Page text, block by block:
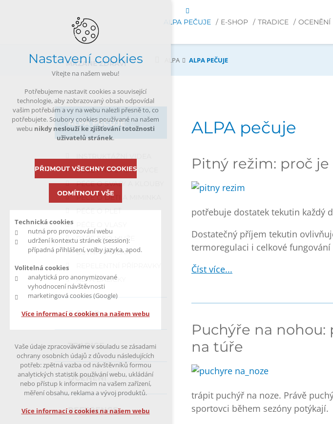
MAZANÉ ZDRAVÍ
ALPA PEČUJE E-SHOP TRADICE OCENĚNÍ
ALPA ALPA PEČUJE
ALPA pečuje
Pitný režim: proč
potřebuje dostatek tekutin každý
Dostatečný příjem tekutin
termoregulaci i celkové
Číst více...
Puchýře na
na túře
trápit puchýř na noze. Právě
sportovci během sezóny potýkají.
ALPA PEČUJE
PÉČE PRO SPORTOVCE
PÉČE O SVALY A KLOUBY
PÉČE O DĚTI A MIMINKA
PÉČE O PLEŤ
PÉČE PRO MUŽE
ÚSTNÍ HYGIENA
ALPA BALÍČKY
E-SHOP
TRADICE
OCENĚNÍ
REFERENCE
Nastavení cookies
Vítejte na našem webu!
Potřebujeme nastavit cookies a související
technologie, aby zobrazovaný obsah odpovídal
vašim potřebám a vy na webu nalezli přesně to, co
potřebujete. Soubory cookies používané na našem
webu nikdy neslouží ke zjišťování totožnosti
uživatelů stránek.
Technická cookies
nutná pro provozování webu
udržení kontextu stránek (session):
případná přihlášení, volby jazyka, apod.
Volitelná cookies
analytická pro anonymizované
vyhodnocení návštěvnosti
marketingová cookies (Google)
Více informací o cookies na našem webu
PŘIJMOUT VŠECHNY COOKIES
ODMÍTNOUT VŠE
Vaše údaje zpracováváme v souladu se zásadami
ochrany osobních údajů z důvodu následujících
potřeb: zpětná vazba od návštěvníků formou
analytických statistik používání webu, ukládání
nebo přístup k informacím na vašem zařízení,
měření obsahu, reklama a vývoj produktů.
Více informací o cookies na našem webu